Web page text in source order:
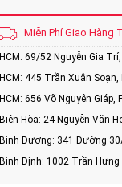
Miễn Phí Giao Hàng
HCM: 69/52 Nguyễn Gia
HCM: 445 Trần Xuân Soạn,
HCM: 656 Võ Nguyên
Biên Hòa: 24 Nguyễn Văn
Bình Dương: 341 Đường
Bình Định: 1002 Trần Hưng